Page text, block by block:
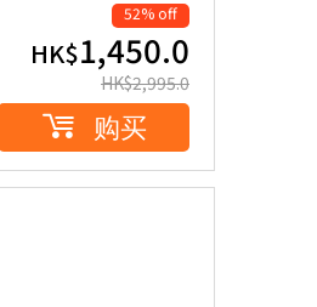
52% off
HK$1,450.0
HK$2,995.0
购买